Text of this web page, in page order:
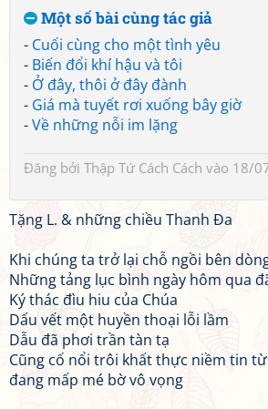
Một số bài cùng tác giả
- Cuối cùng cho một tình yêu
- Biến đổi khí hậu và tôi
- Ở đây, thôi ở đây đành
- Giá mà tuyết rơi xuống bây giờ
-Về những nỗi im lặng
Đăng bởi Thập Tứ Cách Cách vào 18/
Tặng L. & những chiều Thanh Đa
Khi chúng ta trở lại chỗ ngồi bên
Những tảng lục bình ngày hôm qua
Ký thác đìu hiu của Chúa
Dấu vết một huyền thoại lỗi lầm
Dẫu đã phơi trần tàn tạ
Cũng cố nổi trôi khất thực niềm tin
đang mấp mé bờ vô vọng